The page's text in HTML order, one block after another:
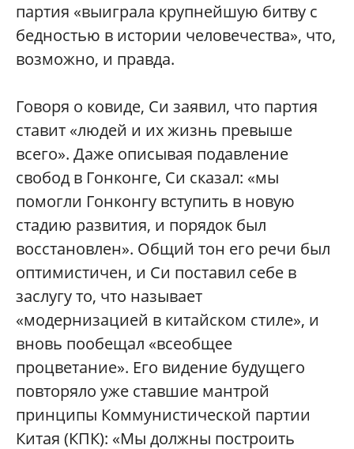
партия «выиграла крупнейшую битву с
бедностью в истории человечества», что,
возможно, и правда.
Говоря о ковиде, Си заявил, что партия
ставит «людей и их жизнь превыше
всего». Даже описывая подавление
свобод в Гонконге, Си сказал: «мы
помогли Гонконгу вступить в новую
стадию развития, и порядок был
восстановлен». Общий тон его речи был
оптимистичен, и Си поставил себе в
заслугу то, что называет
«модернизацией в китайском стиле», и
вновь пообещал «всеобщее
процветание». Его видение будущего
повторяло уже ставшие мантрой
принципы Коммунистической партии
Китая (КПК): «Мы должны построить